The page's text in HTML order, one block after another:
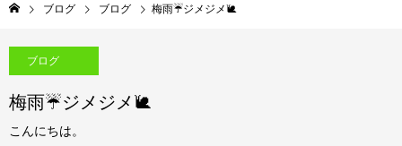
ブログ ブログ 梅雨☔ジメジメ🐌
ブログ
梅雨☔ジメジメ🐌
こんにちは。